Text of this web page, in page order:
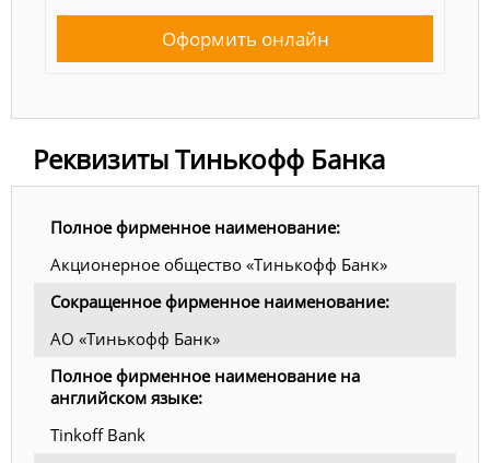
Оформить онлайн
Реквизиты Тинькофф Банка
Полное фирменное наименование:
Акционерное общество «Тинькофф Банк»
Сокращенное фирменное наименование:
АО «Тинькофф Банк»
Полное фирменное наименование на
английском языке:
Tinkoff Bank